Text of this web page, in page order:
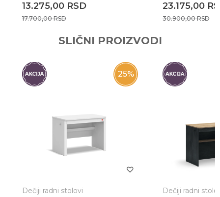
13.275,00 RSD
17.700,00RSD
23.175,00
30.900,00RSD
SLIČNI PROIZVODI
25%
Dečiji radni stolovi
Dečiji radni